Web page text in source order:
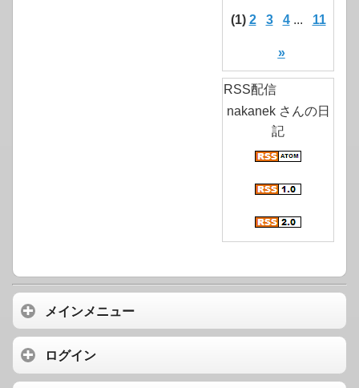
(1) 2 3 4... 11
»
RSS配信
nakanek さんの日
記
メインメニュー
ログイン